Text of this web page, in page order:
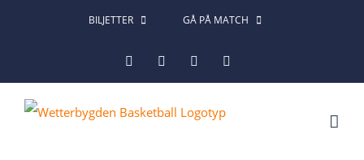
BILJETTER GÅ PÅ MATCH
FacebookInstagram